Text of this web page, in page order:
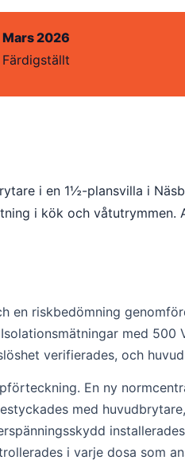
Mars 2026
Färdigställt
i en 1½-plansvilla i
i kök och
riskbedömning
med
verifierades, och
En ny
med
i varje dosa som